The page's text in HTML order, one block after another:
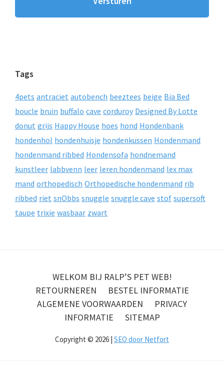
Tags
4pets antraciet autobench beeztees beige Bia Bed
boucle bruin buffalo cave corduroy Designed By Lotte
donut grijs Happy House hoes hond Hondenbank
hondenhol hondenhuisje hondenkussen Hondenmand
hondenmand ribbed Hondensofa hondnemand
kunstleer labbvenn leer leren hondenmand lex max
mand orthopedisch Orthopedische hondenmand rib
ribbed riet snObbs snuggle snuggle cave stof supersoft
taupe trixie wasbaar zwart
WELKOM BIJ RALP’S PET WEB!
RETOURNEREN
BESTEL INFORMATIE
ALGEMENE VOORWAARDEN
PRIVACY
INFORMATIE
SITEMAP
Copyright © 2026 | SEO door Netfort